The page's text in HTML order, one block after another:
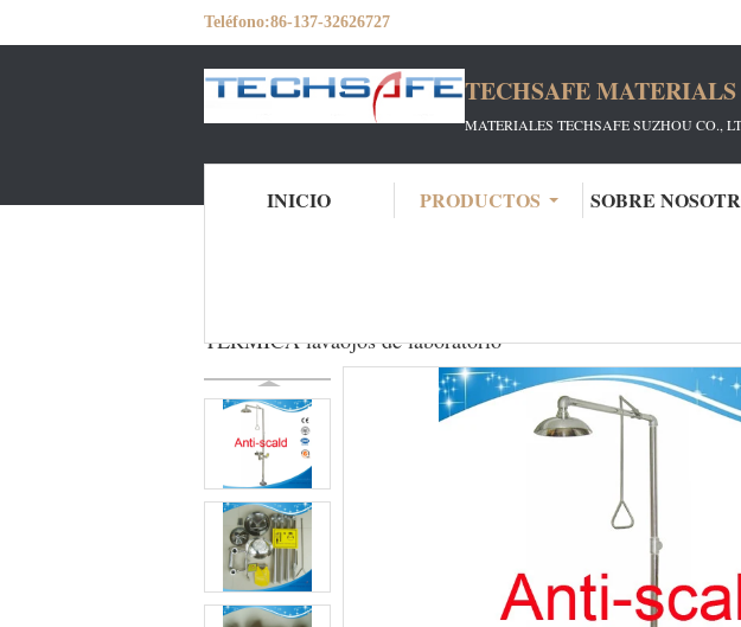
Teléfono:86-137-32626727
TECHSAFE
MATERIALES TECHSAFE SUZHOU CO.,
INICIO PRODUCTOS SOBRE
SH712BSHP-Ducha de
SH712BSHP-Ducha de seguridad y lavaojos combinados
TÉRMICA lavaojos de laboratorio